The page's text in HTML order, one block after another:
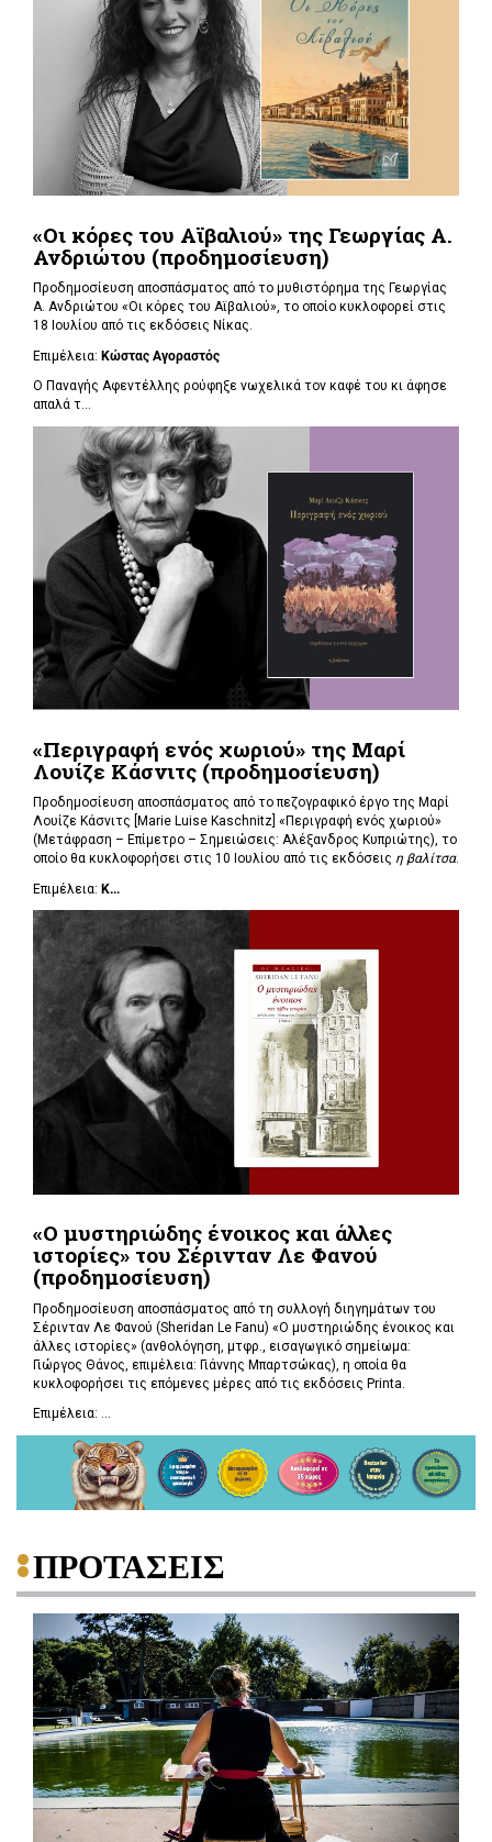
«Οι κόρες του Αϊβαλιού» της Γεωργίας Α.
Ανδριώτου (προδημοσίευση)
Προδημοσίευση αποσπάσματος από το μυθιστόρημα της Γεωργίας
Α. Ανδριώτου «Οι κόρες του Αϊβαλιού», το οποίο κυκλοφορεί στις
18 Ιουλίου από τις εκδόσεις Νίκας.
Επιμέλεια: Κώστας Αγοραστός
Ο Παναγής Αφεντέλλης ρούφηξε νωχελικά τον καφέ του κι άφησε
απαλά τ...
«Περιγραφή ενός χωριού» της Μαρί
Λουίζε Κάσνιτς (προδημοσίευση)
Προδημοσίευση αποσπάσματος από το πεζογραφικό έργο της Μαρί
Λουίζε Κάσνιτς [Marie Luise Kaschnitz] «Περιγραφή ενός χωριού»
(Μετάφραση – Επίμετρο – Σημειώσεις: Αλέξανδρος Κυπριώτης), το
οποίο θα κυκλοφορήσει στις 10 Ιουλίου από τις εκδόσεις η βαλίτσα.
Επιμέλεια: Κ...
«Ο μυστηριώδης ένοικος και άλλες
ιστορίες» του Σέρινταν Λε Φανού
(προδημοσίευση)
Προδημοσίευση αποσπάσματος από τη συλλογή διηγημάτων του
Σέρινταν Λε Φανού (Sheridan Le Fanu) «Ο μυστηριώδης ένοικος και
άλλες ιστορίες» (ανθολόγηση, μτφρ., εισαγωγικό σημείωμα:
Γιώργος Θάνος, επιμέλεια: Γιάννης Μπαρτσώκας), η οποία θα
κυκλοφορήσει τις επόμενες μέρες από τις εκδόσεις Printa.
Επιμέλεια: ...
ΠΡΟΤΑΣΕΙΣ